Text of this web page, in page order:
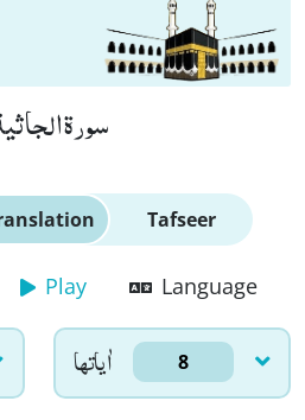
سورة
Tafseer
Play Language
اٰياتها 8